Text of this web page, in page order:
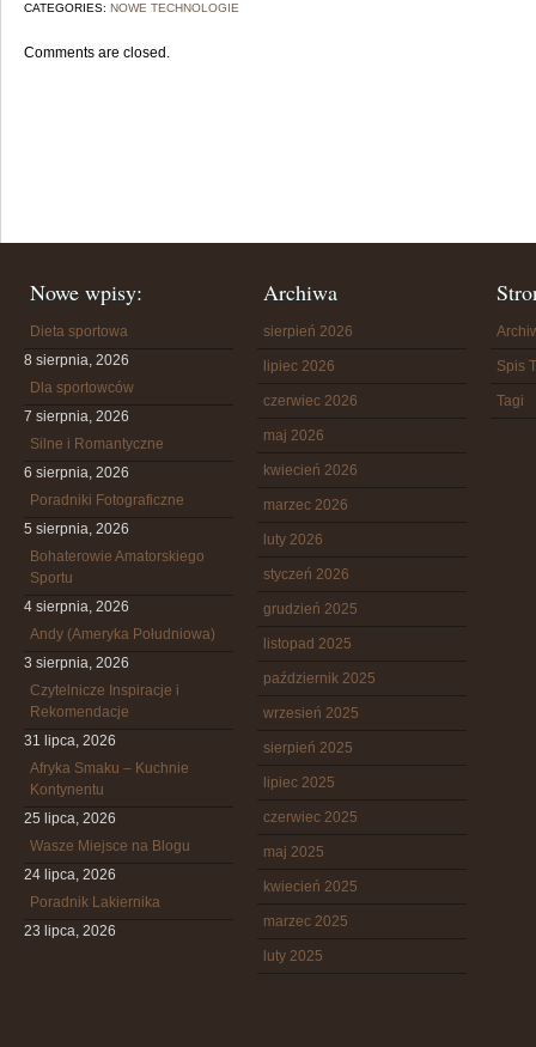
CATEGORIES: NOWE TECHNOLOGIE
Comments are closed.
Nowe wpisy:
Dieta sportowa
8 sierpnia, 2026
Dla sportowców
7 sierpnia, 2026
Silne i Romantyczne
6 sierpnia, 2026
Poradniki Fotograficzne
5 sierpnia, 2026
Bohaterowie Amatorskiego
Sportu
4 sierpnia, 2026
Andy (Ameryka Południowa)
3 sierpnia, 2026
Czytelnicze Inspiracje i
Rekomendacje
31 lipca, 2026
Afryka Smaku – Kuchnie
Kontynentu
25 lipca, 2026
Wasze Miejsce na Blogu
24 lipca, 2026
Poradnik Lakiernika
23 lipca, 2026
Archiwa
sierpień 2026
lipiec 2026
czerwiec 2026
maj 2026
kwiecień 2026
marzec 2026
luty 2026
styczeń 2026
grudzień 2025
listopad 2025
październik 2025
wrzesień 2025
sierpień 2025
lipiec 2025
czerwiec 2025
maj 2025
kwiecień 2025
marzec 2025
luty 2025
Spis
Tagi